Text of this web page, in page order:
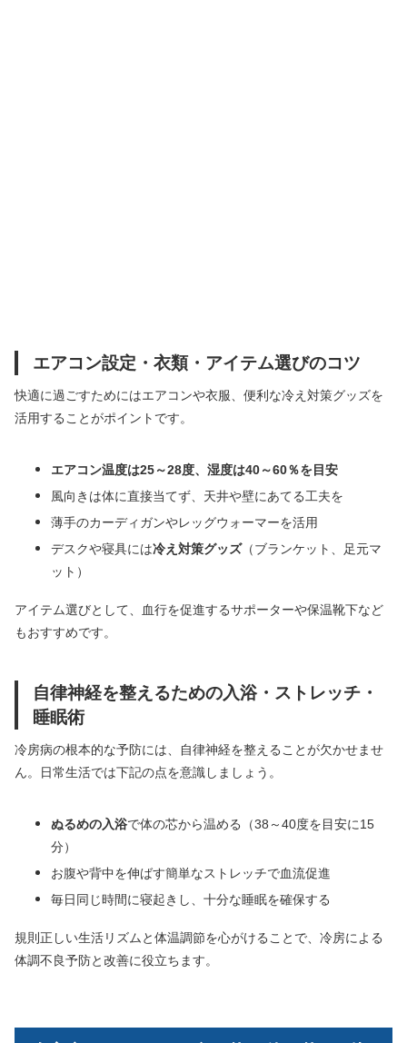
エアコン設定・衣類・アイテム選びのコツ
快適に過ごすためにはエアコンや衣服、便利な冷え対策グッズを
活用することがポイントです。
エアコン温度は25～28度、湿度は40～60％を目安
風向きは体に直接当てず、天井や壁にあてる工夫を
薄手のカーディガンやレッグウォーマーを活用
デスクや寝具には冷え対策グッズ（ブランケット、足元マ
ット）
アイテム選びとして、血行を促進するサポーターや保温靴下など
もおすすめです。
自律神経を整えるための入浴・ストレッチ・
睡眠術
冷房病の根本的な予防には、自律神経を整えることが欠かせませ
ん。日常生活では下記の点を意識しましょう。
ぬるめの入浴で体の芯から温める（38～40度を目安に15
分）
お腹や背中を伸ばす簡単なストレッチで血流促進
毎日同じ時間に寝起きし、十分な睡眠を確保する
規則正しい生活リズムと体温調節を心がけることで、冷房による
体調不良予防と改善に役立ちます。